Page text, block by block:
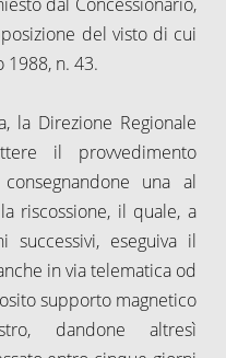
del visto di cui
1988, n. 43.
la Direzione Regionale
il provvedimento
una al
riscossione, il quale, a
successivi, eseguiva il
in via telematica od
supporto magnetico
dandone altresì